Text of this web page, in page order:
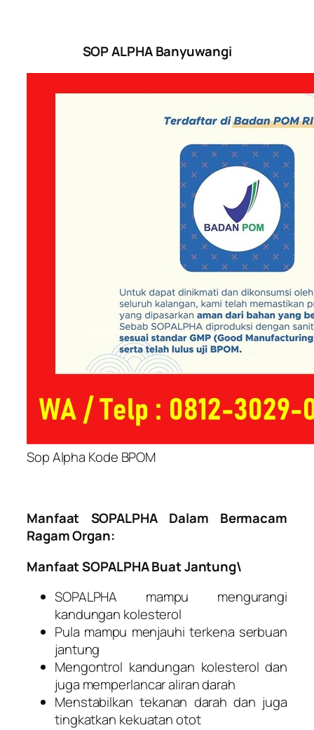
SOP ALPHA Banyuwangi
Sop Alpha Kode BPOM
Manfaat SOPALPHA Dalam Bermacam
Ragam Organ:
Manfaat SOPALPHA Buat Jantung\
SOPALPHA mampu mengurangi
kandungan kolesterol
Pula mampu menjauhi terkena serbuan
jantung
Mengontrol kandungan kolesterol dan
juga memperlancar aliran darah
Menstabilkan tekanan darah dan juga
tingkatkan kekuatan otot